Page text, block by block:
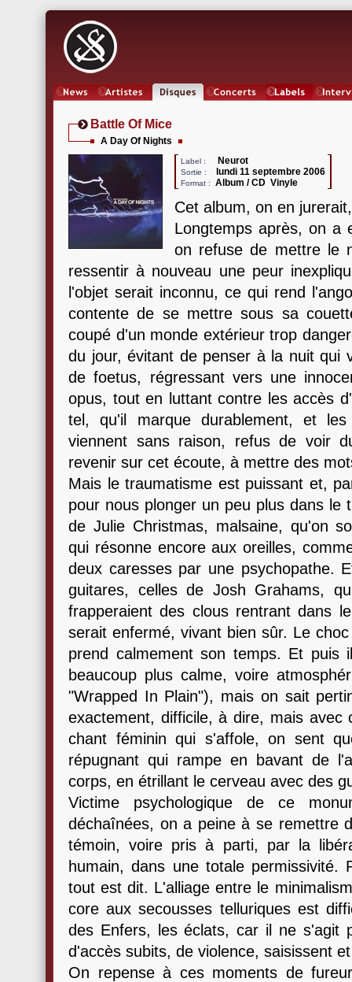
Battle Of Mice
A Day Of Nights
Label : Neurot
Sortie : lundi 11 septembre 2006
Format : Album / CD Vinyle
Cet album, on en
Longtemps après, on a
on refuse de mettre le
ressentir à nouveau une peur
l'objet serait inconnu, ce qui rend
contente de se mettre sous sa
coupé d'un monde extérieur trop
du jour, évitant de penser à la nuit qui
de foetus, régressant vers une
opus, tout en luttant contre les accès
tel, qu'il marque durablement, et
viennent sans raison, refus de voir
revenir sur cet écoute, à mettre des
Mais le traumatisme est puissant et,
pour nous plonger un peu plus dans le
de Julie Christmas, malsaine, qu'on
qui résonne encore aux oreilles,
deux caresses par une psychopathe.
guitares, celles de Josh Grahams,
frapperaient des clous rentrant dans
serait enfermé, vivant bien sûr. Le
prend calmement son temps. Et
beaucoup plus calme, voire
"Wrapped In Plain"), mais on sait
exactement, difficile, à dire, mais
chant féminin qui s'affole, on sent
répugnant qui rampe en bavant de
corps, en étrillant le cerveau avec des
Victime psychologique de ce
déchaînées, on a peine à se remettre
témoin, voire pris à parti, par la
humain, dans une totale
tout est dit. L'alliage entre le
core aux secousses telluriques est
des Enfers, les éclats, car il ne s'agit
d'accès subits, de violence, saisissent
On repense à ces moments de